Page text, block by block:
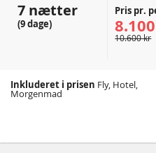
7 nætter
(9 dage)
Pris pr.
10.600 kr
Inkluderet i prisen Fly, Hotel,
Morgenmad